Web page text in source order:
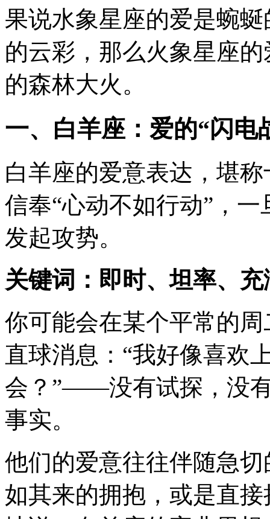
果说水象星座的爱是蜿
的云彩，那么火象星座
的森林大火。
一、白羊座：爱的“闪电
白羊座的爱意表达，堪
信奉“心动不如行动”，
发起攻势。
关键词：即时、坦率、
你可能会在某个平常的
直球消息：“我好像喜欢
会？”——没有试探，没
事实。
他们的爱意往往伴随急
如其来的拥抱，或是直